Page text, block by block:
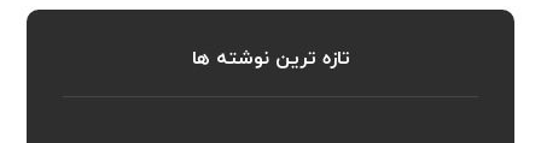
تازه ترین نوشته ها